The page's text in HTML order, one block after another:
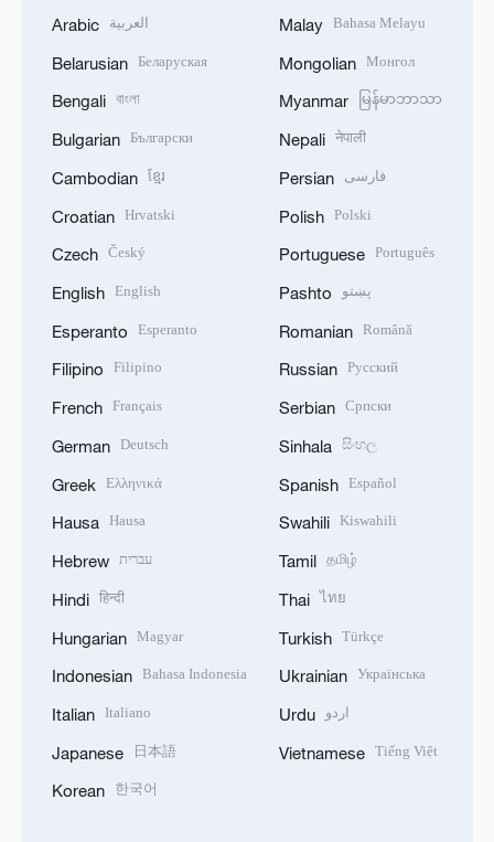
Arabic العربية
Belarusian Беларуская
Bengali বাংলা
Bulgarian Български
Cambodian ខ្មែរ
Croatian Hrvatski
Czech Český
English English
Esperanto Esperanto
Filipino Filipino
French Français
German Deutsch
Greek Ελληνικά
Hausa Hausa
Hebrew עברית
Hindi हिन्दी
Hungarian Magyar
Indonesian Bahasa Indonesia
Italian Italiano
Japanese 日本語
Korean 한국어
Malay Bahasa Melayu
Mongolian Монгол
Myanmar မြန်မာဘာသာ
Nepali नेपाली
Persian فارسی
Polish Polski
Portuguese Português
Pashto پښتو
Romanian Română
Russian Русский
Serbian Српски
Sinhala සිංහල
Spanish Español
Swahili Kiswahili
Tamil தமிழ்
Thai ไทย
Turkish Türkçe
Ukrainian Українська
Urdu اردو
Vietnamese Tiếng Việt